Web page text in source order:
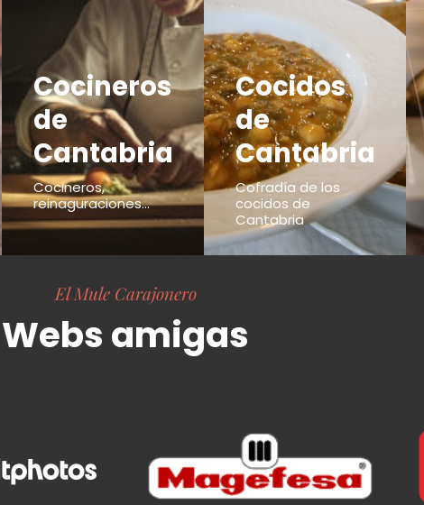
Cocineros
de
Cantabria
Cocineros,
reinaguraciones...
Cocidos
de
Cantabria
Cofradía de los
cocidos de
Cantabria
El Mule Carajonero
Webs amigas